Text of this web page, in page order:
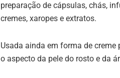
preparação de cápsulas, chás,
cremes, xaropes e extratos.
Usada ainda em forma de creme
o aspecto da pele do rosto e da